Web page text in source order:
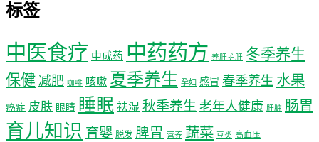
标签
中医食疗 中成药 中药药方 养肝护肝 冬季养生
保健 减肥 咖啡 咳嗽 夏季养生 孕妇 感冒 春季养生 水果
癌症 皮肤 眼睛 睡眠 祛湿 秋季养生 老年人健康 肝脏 肠胃
育儿知识 育婴 脱发 脾胃 营养 蔬菜 豆类 高血压